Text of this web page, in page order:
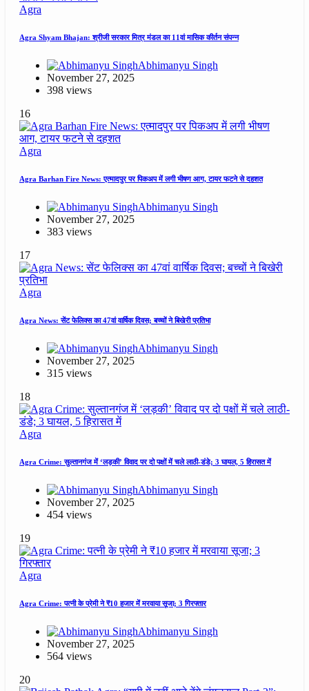
Agra
Agra Shyam Bhajan: श्रीजी सरकार मित्र मंडल का 11वां मासिक कीर्तन संपन्न
Abhimanyu Singh
November 27, 2025
398 views
16
Agra
Agra Barhan Fire News: एत्मादपुर पर पिकअप में लगी भीषण आग, टायर फटने से दहशत
Abhimanyu Singh
November 27, 2025
383 views
17
Agra
Agra News: सेंट फेलिक्स का 47वां वार्षिक दिवस; बच्चों ने बिखेरी प्रतिभा
Abhimanyu Singh
November 27, 2025
315 views
18
Agra
Agra Crime: सुल्तानगंज में ‘लड़की’ विवाद पर दो पक्षों में चले लाठी-डंडे; 3 घायल, 5 हिरासत में
Abhimanyu Singh
November 27, 2025
454 views
19
Agra
Agra Crime: पत्नी के प्रेमी ने ₹10 हजार में मरवाया सूजा; 3 गिरफ्तार
Abhimanyu Singh
November 27, 2025
564 views
20